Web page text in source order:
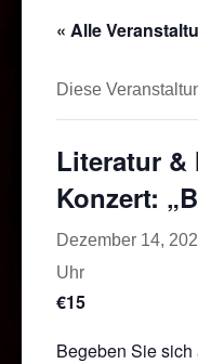
« Alle
Diese
Literatur &
Konzert:
Dezember 14,
Uhr
€15
Begeben Sie